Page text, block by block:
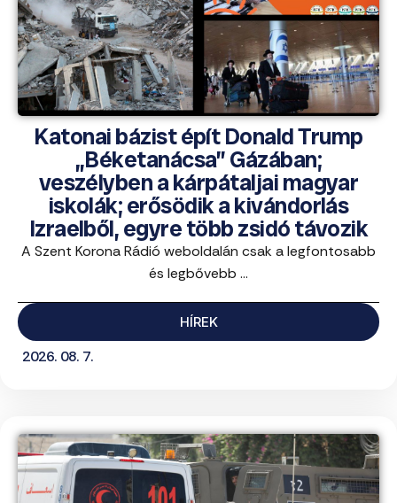
Katonai bázist épít Donald Trump
„Béketanácsa” Gázában;
veszélyben a kárpátaljai magyar
iskolák; erősödik a kivándorlás
Izraelből, egyre több zsidó távozik
A Szent Korona Rádió weboldalán csak a legfontosabb
és legbővebb ...
HÍREK
2026. 08. 7.